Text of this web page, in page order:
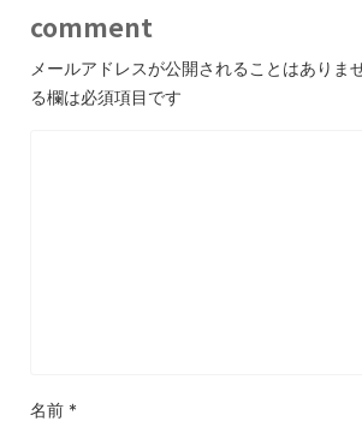
comment
メールアドレスが公開されることはありませ
る欄は必須項目です
名前 *